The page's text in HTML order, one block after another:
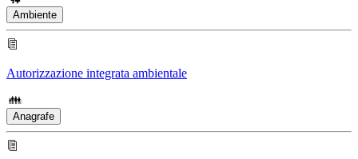
Ambiente
Autorizzazione integrata ambientale
Anagrafe